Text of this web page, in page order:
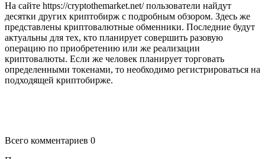
На сайте https://cryptothemarket.net/ пользователи найдут
десятки других криптобирж с подробным обзором. Здесь же
представлены криптовалютные обменники. Последние будут
актуальны для тех, кто планирует совершить разовую
операцию по приобретению или же реализации
криптовалюты. Если же человек планирует торговать
определенными токенами, то необходимо регистрироваться на
подходящей криптобирже.
Всего комментариев 0